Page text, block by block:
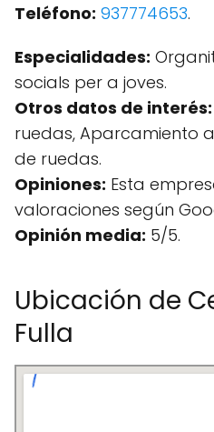
Teléfono: 937774653.
Especialidades:
socials per a joves.
Otros datos de interés:
ruedas, Aparcamiento
de ruedas.
Opiniones: Esta
valoraciones según
Opinión media: 5/5.
Ubicación de
Fulla